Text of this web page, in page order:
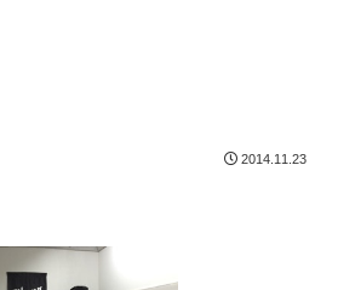
2014.11.23